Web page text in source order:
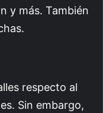
y más. También
respecto al
Sin embargo,